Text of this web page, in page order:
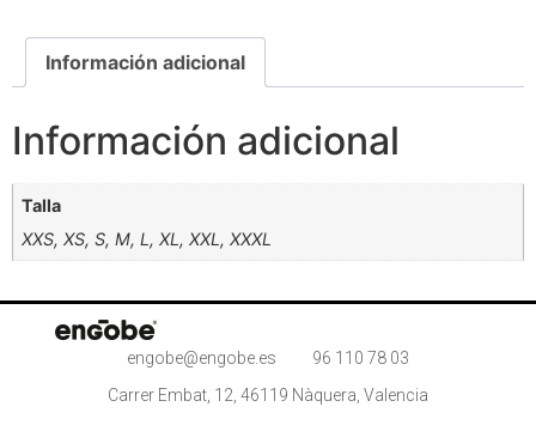
Información adicional
Información adicional
Talla
XXS, XS, S, M, L, XL, XXL, XXXL
engobe@engobe.es
96 110 78 03
Carrer Embat, 12, 46119 Nàquera, Valencia